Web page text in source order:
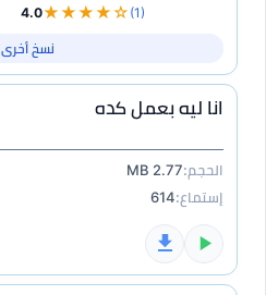
4.0★★★★☆ (1)
نسخ أخرى 2
انا ليه بعمل كده
الحجم:2.77 MB
إستماع:614